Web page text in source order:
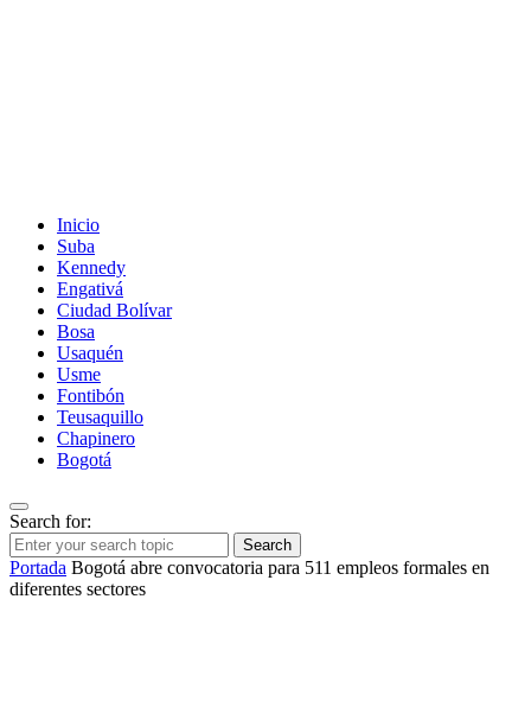
Inicio
Suba
Kennedy
Engativá
Ciudad Bolívar
Bosa
Usaquén
Usme
Fontibón
Teusaquillo
Chapinero
Bogotá
Search for:
Search
Portada Bogotá abre convocatoria para 511 empleos formales en
diferentes sectores